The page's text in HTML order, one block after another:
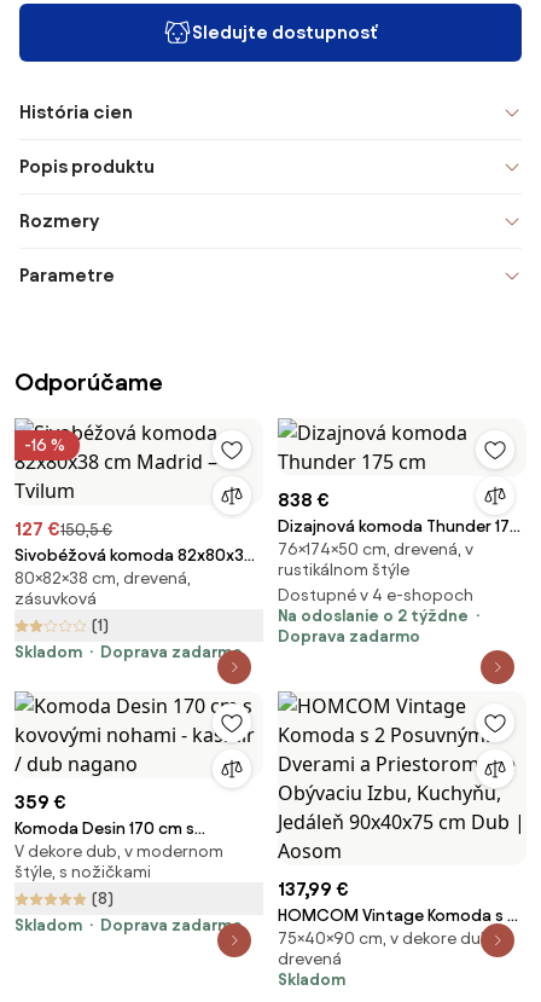
Sledujte dostupnosť
História cien
Popis produktu
Rozmery
Parametre
Odporúčame
-16 %
127 €150,5 €
Sivobéžová komoda 82x80x38
cm Madrid – Tvilum
80×82×38 cm, drevená,
zásuvková
(1)
Skladom
Doprava zadarmo
838 €
Dizajnová komoda Thunder 175
cm
76×174×50 cm, drevená, v
rustikálnom štýle
Dostupné v 4 e-shopoch
Na odoslanie o 2 týždne
Doprava zadarmo
359 €
Komoda Desin 170 cm s
kovovými nohami - kašmír / dub
nagano
V dekore dub, v modernom
štýle, s nožičkami
(8)
Skladom
Doprava zadarmo
137,99 €
HOMCOM Vintage Komoda s 2
Posuvnými Dverami a
Priestorom pre Obývaciu Izbu,
Kuchyňu, Jedáleň 90x40x75 cm
75×40×90 cm, v dekore dub,
drevená
Skladom